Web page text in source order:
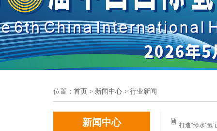
位置： 首页 > 新闻中心 > 行业新闻
新闻中心 打造“绿水‘氢